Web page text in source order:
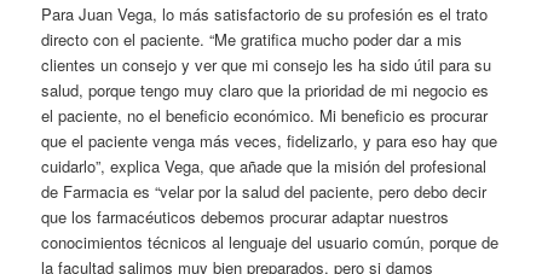
Para Juan Vega, lo más satisfactorio de su profesión es el trato
directo con el paciente. “Me gratifica mucho poder dar a mis
clientes un consejo y ver que mi consejo les ha sido útil para su
salud, porque tengo muy claro que la prioridad de mi negocio es
el paciente, no el beneficio económico. Mi beneficio es procurar
que el paciente venga más veces, fidelizarlo, y para eso hay que
cuidarlo”, explica Vega, que añade que la misión del profesional
de Farmacia es “velar por la salud del paciente, pero debo decir
que los farmacéuticos debemos procurar adaptar nuestros
conocimientos técnicos al lenguaje del usuario común, porque de
la facultad salimos muy bien preparados, pero si damos